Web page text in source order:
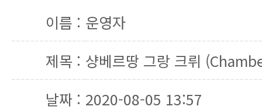
이름 : 운영자
제목 : 샹베르땅 그랑 크뤼
날짜 : 2020-08-05 13:57